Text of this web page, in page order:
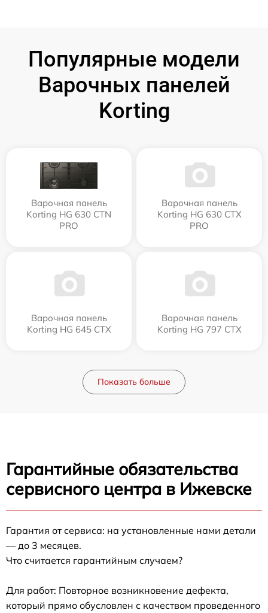
Популярные модели
Варочных панелей
Korting
Варочная панель
Korting HG 630 CTN
PRO
Варочная панель
Korting HG 630 CTX
PRO
Варочная панель
Korting HG 645 CTX
Варочная панель
Korting HG 797 CTX
Показать больше
Гарантийные обязательства
сервисного центра в Ижевске
Гарантия от сервиса: на установленные нами детали
— до 3 месяцев.
Что считается гарантийным случаем?
Для работ: Повторное возникновение дефекта,
который прямо обусловлен с качеством проведенного